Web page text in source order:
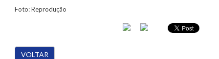
Foto: Reprodução
VOLTAR